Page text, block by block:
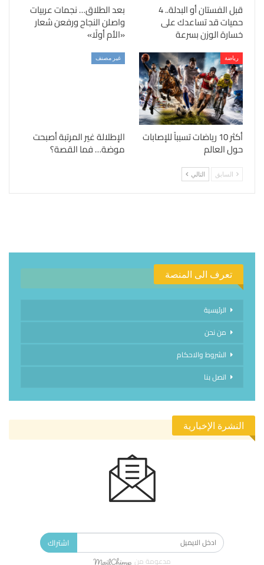
قبل الفستان أو البدلة.. 4
حميات قد تساعدك على
خسارة الوزن بسرعة
بعد الطلاق… نجمات عربيات
واصلن النجاح ورفعن شعار
«الأم أولًا»
رياضة
أكثر 10 رياضات تسبباً للإصابات
حول العالم
غير مصنف
الإطلالة غير المرتبة أصبحت
موضة… فما القصة؟
السابق التالي
تعرف الى المنصة
الرئيسية
من نحن
الشروط والاحكام
اتصل بنا
النشرة الإخبارية
اشتراك
مدعومة من